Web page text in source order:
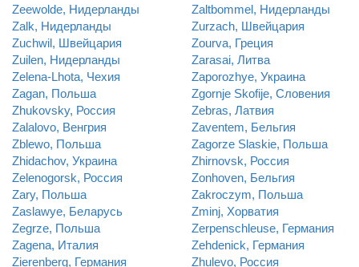
Zeewolde, Нидерланды
Zaltbommel, Нидерланды
Zalk, Нидерланды
Zurzach, Швейцария
Zuchwil, Швейцария
Zourva, Греция
Zuilen, Нидерланды
Zarasai, Литва
Zelena-Lhota, Чехия
Zaporozhye, Украина
Zagan, Польша
Zgornje Skofije, Словения
Zhukovsky, Россия
Zebras, Латвия
Zalalovo, Венгрия
Zaventem, Бельгия
Zblewo, Польша
Zagorze Slaskie, Польша
Zhidachov, Украина
Zhirnovsk, Россия
Zelenogorsk, Россия
Zonhoven, Бельгия
Zary, Польша
Zakroczym, Польша
Zaslawye, Беларусь
Zminj, Хорватия
Zegrze, Польша
Zerpenschleuse, Германия
Zagena, Италия
Zehdenick, Германия
Zierenberg, Германия
Zhulevo, Россия